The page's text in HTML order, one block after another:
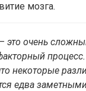
мозга.
это очень
некоторые
едва